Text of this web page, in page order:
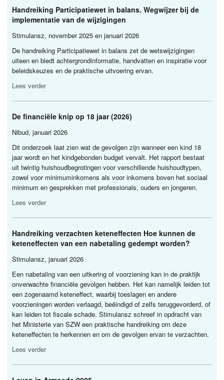
Handreiking Participatiewet in balans. Wegwijzer bij de
implementatie van de wijzigingen
Stimulansz, november 2025 en januari 2026
De handreiking Participatiewet in balans zet de wetswijzigingen
uiteen en biedt achtergrondinformatie, handvatten en inspiratie voor
beleidskeuzes en de praktische uitvoering ervan.
Lees verder
De financiële knip op 18 jaar (2026)
Nibud, januari 2026
Dit onderzoek laat zien wat de gevolgen zijn wanneer een kind 18
jaar wordt en het kindgebonden budget vervalt. Het rapport bestaat
uit twintig huishoudbegrotingen voor verschillende huishoudtypen,
zowel voor minimuminkomens als voor inkomens boven het sociaal
minimum en gesprekken met professionals, ouders en jongeren.
Lees verder
Handreiking verzachten keteneffecten Hoe kunnen de
keteneffecten van een nabetaling gedempt worden?
Stimulansz, januari 2026
Een nabetaling van een uitkering of voorziening kan in de praktijk
onverwachte financiële gevolgen hebben. Het kan namelijk leiden tot
een zogenaamd keteneffect, waarbij toeslagen en andere
voorzieningen worden verlaagd, beëindigd of zelfs teruggevorderd, of
kan leiden tot fiscale schade. Stimulansz schreef in opdracht van
het Ministerie vanSZW een praktische handreiking om deze
keteneffecten te herkennen en om de gevolgen ervan te verzachten.
Lees verder